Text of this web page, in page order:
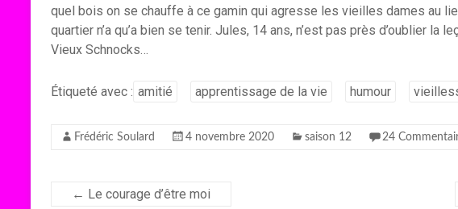
quel bois on se chauffe à ce gamin qui agresse les vieilles dames au
quartier n’a qu’a bien se tenir. Jules, 14 ans, n’est pas près d’oublier la
Vieux Schnocks…
Étiqueté avec : amitié apprentissage de la vie humour
Frédéric Soulard 4 novembre 2020 saison 12 24
← Le courage d’être moi